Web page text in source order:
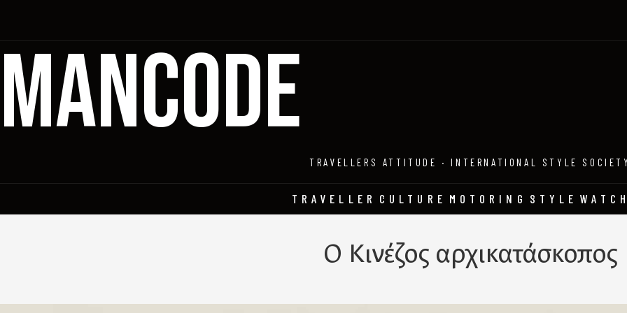
MANCODE
TRAVELLERS ATTITUDE · INTERNATIONAL STYLE SOCIETY
TRAVELLER CULTURE MOTORING STYLE
Ο Κινέζος αρχικατάσκοπος